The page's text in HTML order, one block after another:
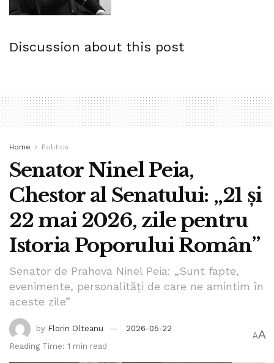
Discussion about this post
Home Politics
Senator Ninel Peia,
Chestor al Senatului: „21 și
22 mai 2026, zile pentru
Istoria Poporului Român”
Senator de Prahova Ninel Peia: „Sunt fapte,
evenimente, personalități de care ne amintim în
aceste zile”
by Florin Olteanu
2026-05-22
Reading Time: 1 min read
AA